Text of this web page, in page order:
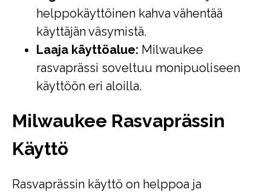
helppokäyttöinen kahva vähentää
käyttäjän väsymistä.
Laaja käyttöalue: Milwaukee
rasvaprässi soveltuu monipuoliseen
käyttöön eri aloilla.
Milwaukee Rasvaprässin
Käyttö
Rasvaprässin käyttö on helppoa ja